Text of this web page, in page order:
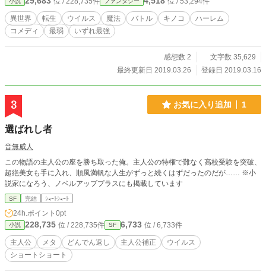
異世界 転生 ウイルス 魔法 バトル キノコ
ハーレム
コメディ
最弱 いずれ最強
感想数 2
文字数 35,629
最終更新日 2019.03.26
登録日 2019.03.16
3 お気に入り追加 1
選ばれし者
音無威人
この物語の主人公の座を勝ち取った俺。主人公の特権で難なく高校受験を突破、
超絶美女も手に入れ、順風満帆な人生がずっと続くはずだったのだが…… ※小
説家になろう、ノベルアッププラスにも掲載しています
SF 完結 ｼｮｰﾄｼｮｰﾄ
24h.ポイント 0pt
小説 228,735 位 / 228,735件 SF 6,733 位 / 6,733件
主人公 メタ どんでん返し 主人公補正
ウイルス
ショートショート